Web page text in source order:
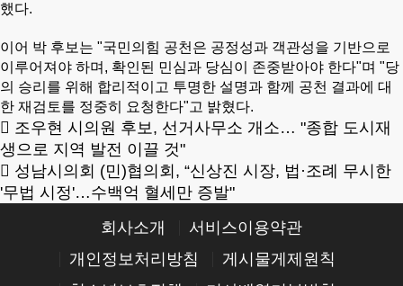
했다.
이어 박 후보는 "국민의힘 공천은 공정성과 객관성을 기반으로
이루어져야 하며, 확인된 민심과 당심이 존중받아야 한다"며 "당
의 승리를 위해 합리적이고 투명한 설명과 함께 공천 결과에 대
한 재검토를 정중히 요청한다"고 밝혔다.
조우현 시의원 후보, 선거사무소 개소… "종합 도시재
생으로 지역 발전 이끌 것"
성남시의회 (민)협의회, “신상진 시장, 법·조례 무시한
'무법 시정'…수백억 혈세만 증발"
회사소개
서비스이용약관
개인정보처리방침
게시물게제원칙